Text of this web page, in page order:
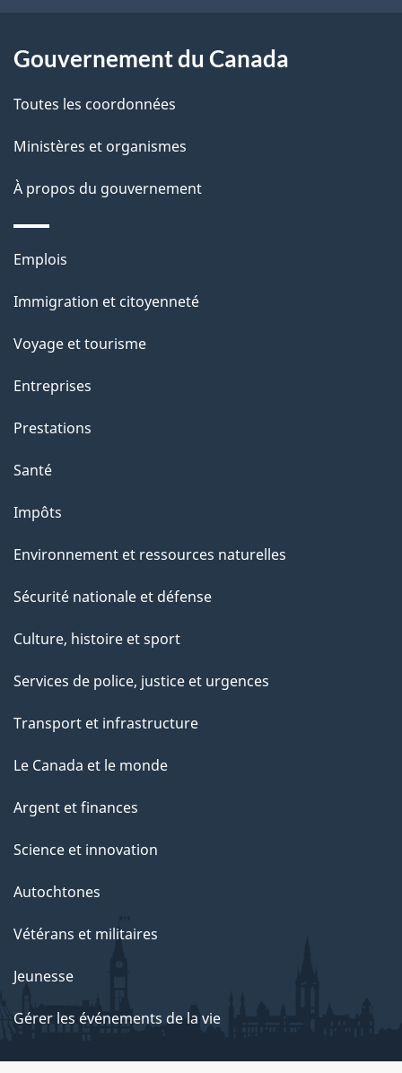
Gouvernement du Canada
Toutes les coordonnées
Ministères et organismes
À propos du gouvernement
Thèmes
sujets
Emplois
Immigration et citoyenneté
Voyage et tourisme
Entreprises
Prestations
Santé
Impôts
Environnement et ressources naturelles
Sécurité nationale et défense
Culture, histoire et sport
Services de police, justice et urgences
Transport et infrastructure
Le Canada et le monde
Argent et finances
Science et innovation
Autochtones
Vétérans et militaires
Jeunesse
Gérer les événements de la vie